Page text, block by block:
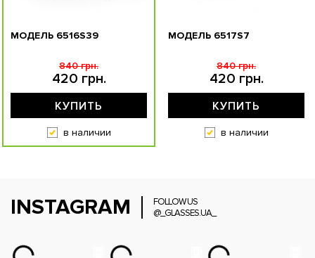
МОДЕЛЬ 6516S39
420 грн.
840 грн.
КУПИТЬ
в наличии
МОДЕЛЬ 6517S7
420 грн.
840 грн.
КУПИТЬ
в наличии
INSTAGRAM
FOLLOW US
@_GLASSES.UA_